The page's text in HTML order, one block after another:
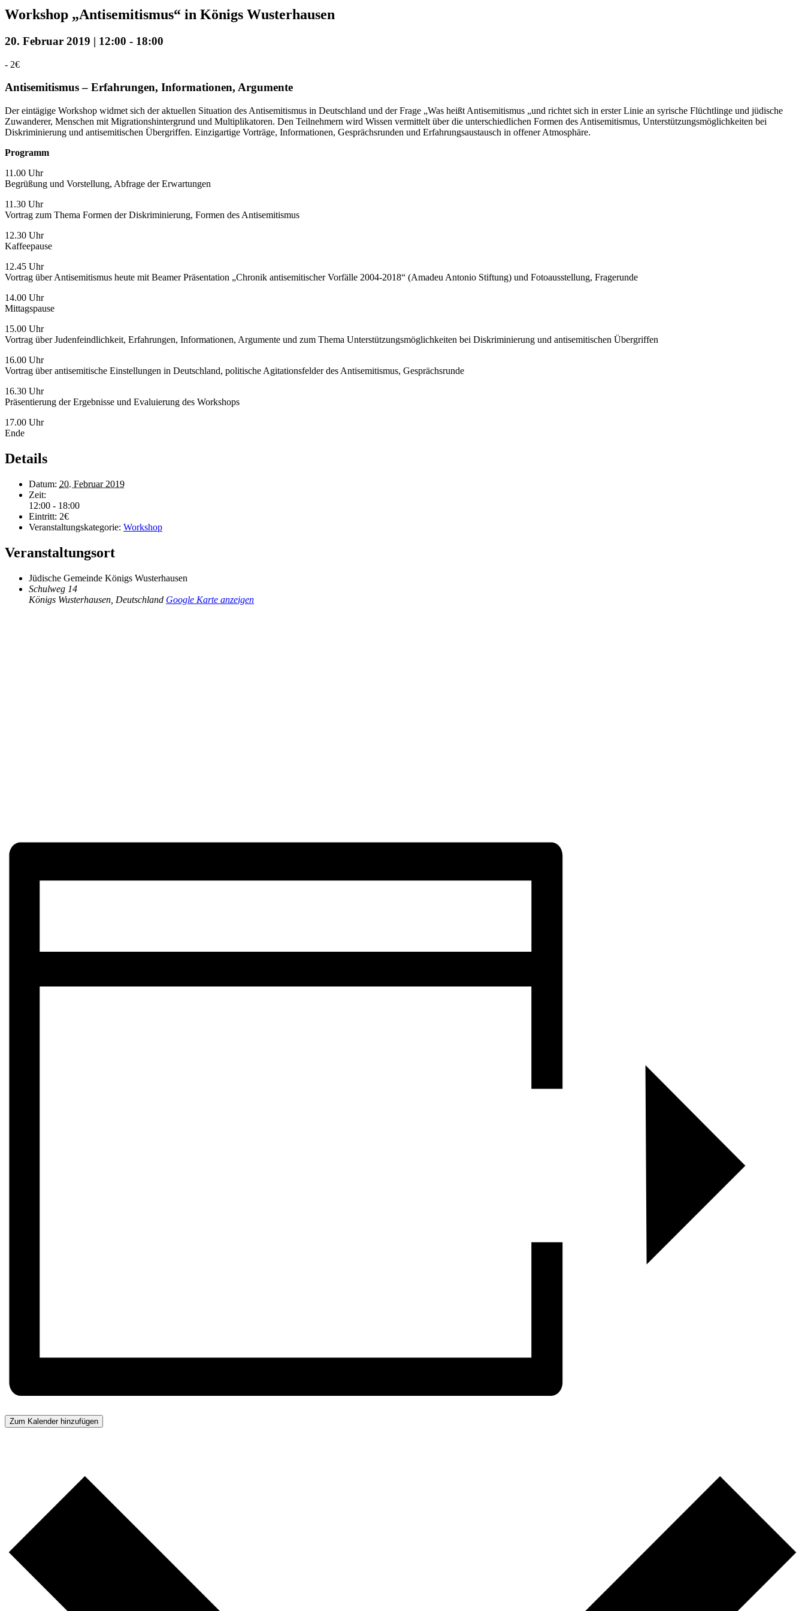
Workshop „Antisemitismus“ in Königs Wusterhausen
20. Februar 2019 | 12:00 - 18:00
- 2€
Antisemitismus – Erfahrungen, Informationen, Argumente
Der eintägige Workshop widmet sich der aktuellen Situation des Antisemitismus in Deutschland und der Frage „Was heißt Antisemitismus „und richtet sich in erster Linie an syrische Flüchtlinge und jüdische
Zuwanderer, Menschen mit Migrationshintergrund und Multiplikatoren. Den Teilnehmern wird Wissen vermittelt über die unterschiedlichen Formen des Antisemitismus, Unterstützungsmöglichkeiten bei
Diskriminierung und antisemitischen Übergriffen. Einzigartige Vorträge, Informationen, Gesprächsrunden und Erfahrungsaustausch in offener Atmosphäre.
Programm
11.00 Uhr
Begrüßung und Vorstellung, Abfrage der Erwartungen
11.30 Uhr
Vortrag zum Thema Formen der Diskriminierung, Formen des Antisemitismus
12.30 Uhr
Kaffeepause
12.45 Uhr
Vortrag über Antisemitismus heute mit Beamer Präsentation „Chronik antisemitischer Vorfälle 2004-2018“ (Amadeu Antonio Stiftung) und Fotoausstellung, Fragerunde
14.00 Uhr
Mittagspause
15.00 Uhr
Vortrag über Judenfeindlichkeit, Erfahrungen, Informationen, Argumente und zum Thema Unterstützungsmöglichkeiten bei Diskriminierung und antisemitischen Übergriffen
16.00 Uhr
Vortrag über antisemitische Einstellungen in Deutschland, politische Agitationsfelder des Antisemitismus, Gesprächsrunde
16.30 Uhr
Präsentierung der Ergebnisse und Evaluierung des Workshops
17.00 Uhr
Ende
Details
Datum: 20. Februar 2019
Zeit:
12:00 - 18:00
Eintritt: 2€
Veranstaltungskategorie: Workshop
Veranstaltungsort
Jüdische Gemeinde Königs Wusterhausen
Schulweg 14
Königs Wusterhausen Deutschland Google Karte anzeigen
Zum Kalender hinzufügen